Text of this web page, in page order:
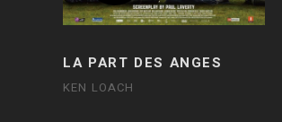
LA PART DES ANGES
KEN LOACH